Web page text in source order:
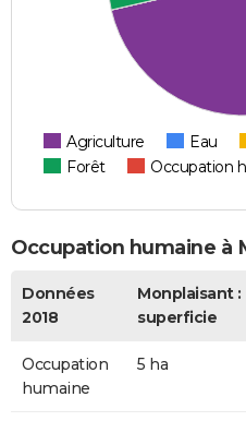
Agriculture Eau
Forêt
Occupation
Occupation humaine à
Données
2018
Monplaisant :
superficie
Occupation
humaine
5 ha